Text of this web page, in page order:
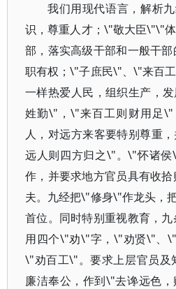
我们用现代语言，解析
识，尊重人才；\"敬大臣\"\"
部，落实高级干部和一般干
职有权；\"子庶民\"、\"来百
一样热爱人民，组织生产，
姓勤\"，\"来百工则财用足
人，对远方来客要特别尊重
远人则四方归之\"。\"怀诸
作，并要求地方官员具有收
夫。九经把\"修身\"作龙头，
首位。同时特别重视教育，
用四个\"劝\"字，\"劝贤\"、
\"劝百工\"。要求上层官员及
廉洁奉公，作到\"去谗远色